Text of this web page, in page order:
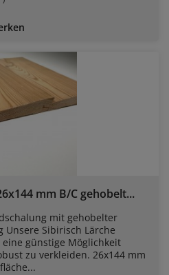
mm B/C gehobelt...
mit gehobelter
Unsere Sibirisch Lärche
günstige Möglichkeit
zu verkleiden. 26x144 mm